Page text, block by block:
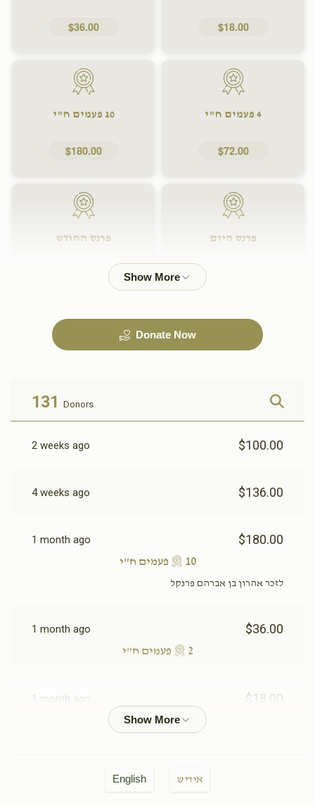
$18.00
$36.00
4 פעמים ח"י
$72.00
10 פעמים ח"י
$180.00
פרנס היום פרנס החודש
Donate Now
131 Donors
2 weeks ago $100.00
4 weeks ago $136.00
1 month ago $180.00
10 פעמים ח"י
לזכר אהרון בן אברהם פרנקל
1 month ago $36.00
2 פעמים ח"י
1 month ago $18.00
ח"י
English אידיש